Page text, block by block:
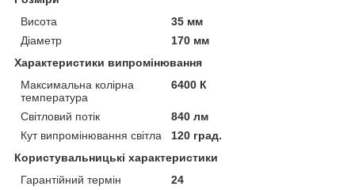
Висота
35 мм
Діаметр
170 мм
Характеристики випромінювання
Максимальна колірна
температура
6400 К
Світловий потік
840 лм
Кут випромінювання світла
120 град.
Користувальницькі характеристики
Гарантійний термін
24